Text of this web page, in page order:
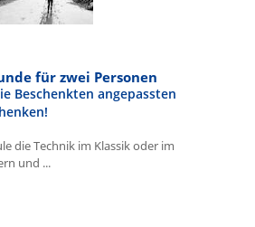
für zwei Personen
Beschenkten angepassten
die Technik im Klassik oder im
und ...